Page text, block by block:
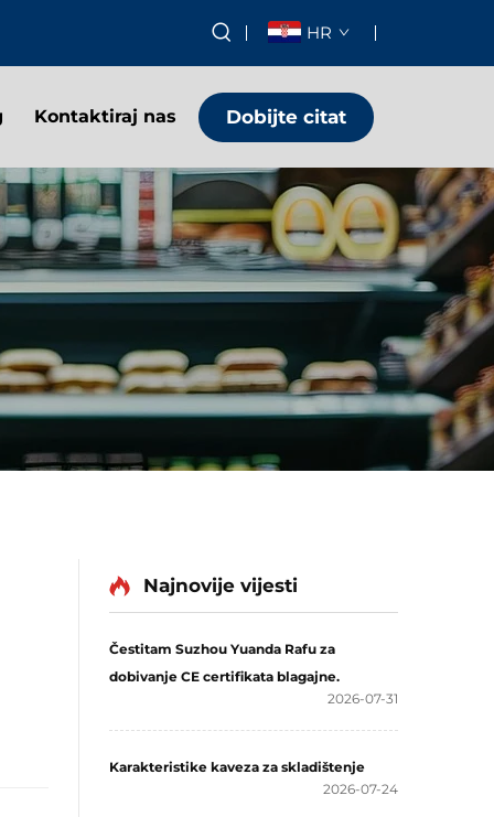
HR
Kontaktiraj nas Dobijte citat
Najnovije vijesti
Čestitam Suzhou Yuanda Rafu za
dobivanje CE certifikata blagajne.
2026-07-31
Karakteristike kaveza za skladištenje
2026-07-24